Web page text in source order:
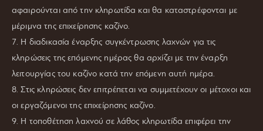
αφαιρούνται από την κληρωτίδα και θα καταστρέφονται με
μέριμνα της επιχείρησης καζίνο.
7. Η διαδικασία έναρξης συγκέντρωσης λαχνών για τις
κληρώσεις της επόμενης ημέρας θα αρχίζει με την έναρξη
λειτουργίας του καζίνο κατά την επόμενη αυτή ημέρα.
8. Στις κληρώσεις δεν επιτρέπεται να συμμετέχουν οι μέτοχοι και
οι εργαζόμενοι της επιχείρησης καζίνο.
9. Η τοποθέτηση λαχνού σε λάθος κληρωτίδα επιφέρει την